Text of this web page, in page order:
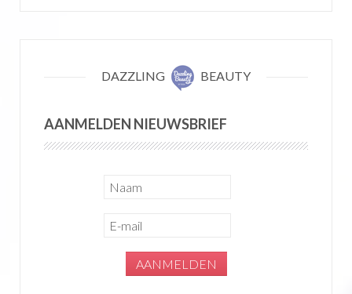
DAZZLING BEAUTY
AANMELDEN NIEUWSBRIEF